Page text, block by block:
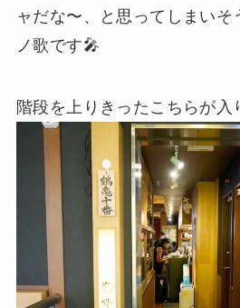
ャだな〜、と思ってしまいそ
ノ歌です🎤
階段を上りきったこちらが入